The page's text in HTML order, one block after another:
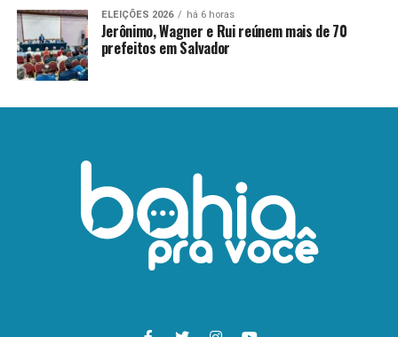
ELEIÇÕES 2026 há 6 horas
Jerônimo, Wagner e Rui reúnem mais de 70
prefeitos em Salvador